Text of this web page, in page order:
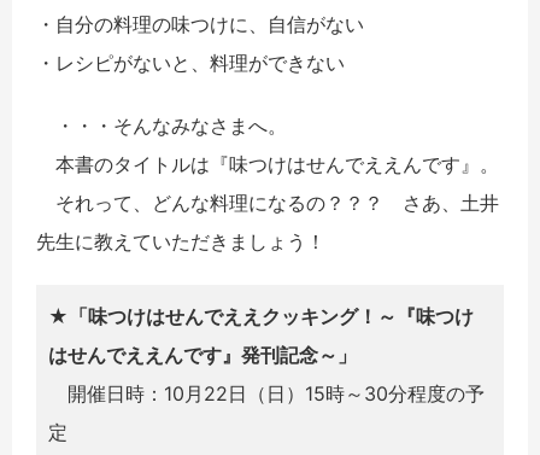
・自分の料理の味つけに、自信がない
・レシピがないと、料理ができない
・・・そんなみなさまへ。
本書のタイトルは『味つけはせんでええんです』。
それって、どんな料理になるの？？？ さあ、土井
先生に教えていただきましょう！
★ 「味つけはせんでええクッキング！～『味つけ
はせんでええんです』発刊記念～」
開催日時：10月22日（日）15時～30分程度の予
定